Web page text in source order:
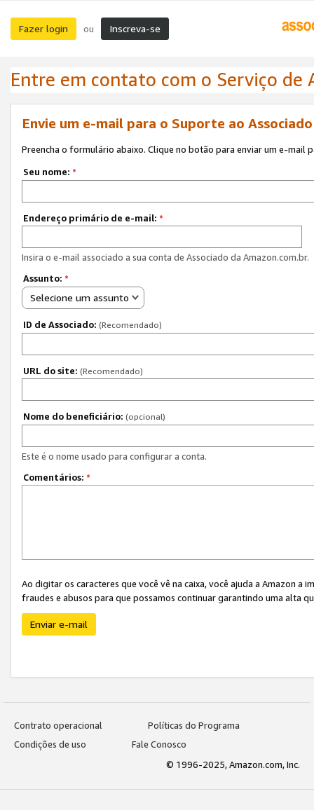
Fazer login ou Inscreva-se
Entre em contato com o Serviço de
Envie um e-mail para o Suporte ao
Preencha o formulário abaixo. Clique no botão para enviar um e-mail
Seu nome: *
Endereço primário de e-mail: *
Insira o e-mail associado a sua conta de Associado da Amazon.com.br.
Assunto: *
Selecione um assunto
ID de Associado: (Recomendado)
URL do site: (Recomendado)
Nome do beneficiário: (opcional)
Este é o nome usado para configurar a conta.
Comentários: *
Ao digitar os caracteres que você vê na caixa, você ajuda a Amazon
fraudes e abusos para que possamos continuar garantindo uma alta
Enviar e-mail
Contrato operacional
Políticas do Programa
Condições de uso
Fale Conosco
© 1996-2025, Amazon.com, Inc.